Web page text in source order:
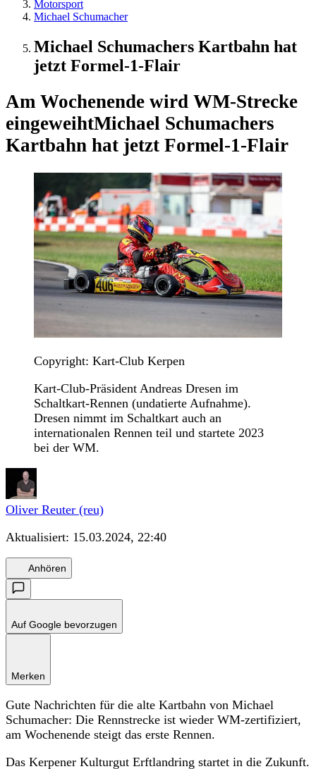
Motorsport
Michael Schumacher
Michael Schumachers Kartbahn hat
jetzt Formel-1-Flair
Am Wochenende wird WM-Strecke
eingeweihtMichael Schumachers
Kartbahn hat jetzt Formel-1-Flair
Copyright: Kart-Club Kerpen
Kart-Club-Präsident Andreas Dresen im
Schaltkart-Rennen (undatierte Aufnahme).
Dresen nimmt im Schaltkart auch an
internationalen Rennen teil und startete 2023
bei der WM.
Oliver Reuter (reu)
Aktualisiert: 15.03.2024, 22:40
Anhören
Auf Google bevorzugen
Merken
Gute Nachrichten für die alte Kartbahn von Michael
Schumacher: Die Rennstrecke ist wieder WM-zertifiziert,
am Wochenende steigt das erste Rennen.
Das Kerpener Kulturgut Erftlandring startet in die Zukunft.